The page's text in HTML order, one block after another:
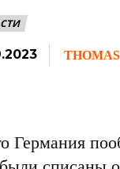
Германия
списаны